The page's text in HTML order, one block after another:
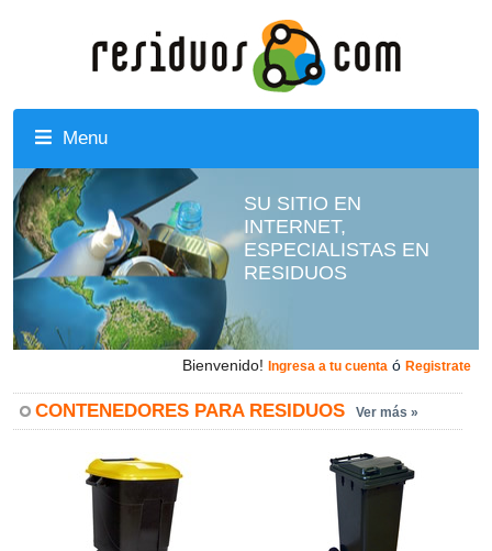
Menu
SU SITIO EN
INTERNET,
ESPECIALISTAS EN
RESIDUOS
Bienvenido! Ingresa a tu cuenta ó Registrate
CONTENEDORES PARA RESIDUOS Ver más »